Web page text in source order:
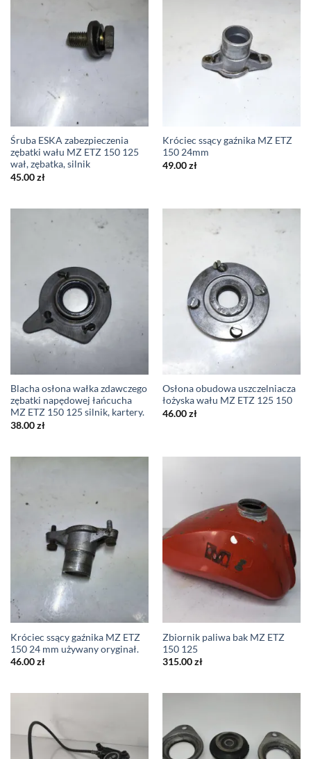
Śruba ESKA zabezpieczenia
zębatki wału MZ ETZ 150 125
wał, zębatka, silnik
45.00zł
Króciec ssący gaźnika MZ ETZ
150 24mm
49.00zł
Blacha osłona wałka zdawczego
zębatki napędowej łańcucha
MZ ETZ 150 125 silnik, kartery.
38.00zł
Osłona obudowa uszczelniacza
łożyska wału MZ ETZ 125 150
46.00zł
Króciec ssący gaźnika MZ ETZ
150 24 mm używany oryginał.
46.00zł
Zbiornik paliwa bak MZ ETZ
150 125
315.00zł